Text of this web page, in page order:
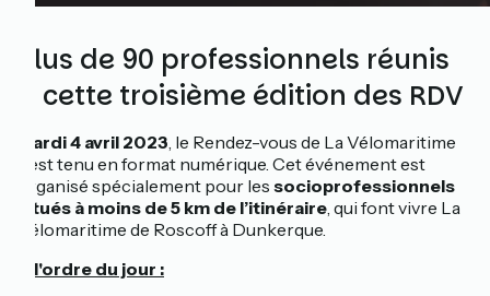
Plus de 90 professionnels réunis
à cette troisième édition des RDV
Mardi 4 avril 2023, le Rendez-vous de La Vélomaritime
s'est tenu en format numérique. Cet événement est
organisé spécialement pour les socioprofessionnels
situés à moins de 5 km de l’itinéraire, qui font vivre La
Vélomaritime de Roscoff à Dunkerque.
À l'ordre du jour :